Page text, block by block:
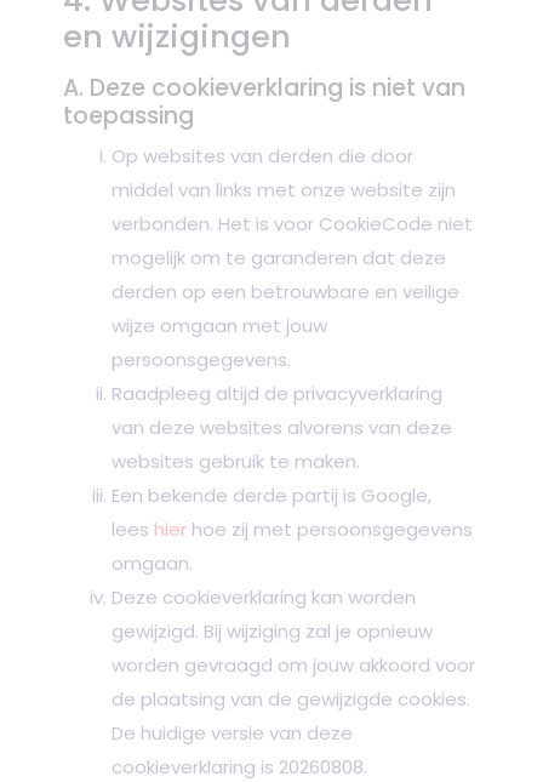
en wijzigingen
A. Deze cookieverklaring is niet van
toepassing
Op websites van derden die door
middel van links met onze website zijn
verbonden. Het is voor CookieCode niet
mogelijk om te garanderen dat deze
derden op een betrouwbare en veilige
wijze omgaan met jouw
persoonsgegevens.
Raadpleeg altijd de privacyverklaring
van deze websites alvorens van deze
websites gebruik te maken.
Een bekende derde partij is Google,
lees hier hoe zij met persoonsgegevens
omgaan.
Deze cookieverklaring kan worden
gewijzigd. Bij wijziging zal je opnieuw
worden gevraagd om jouw akkoord voor
de plaatsing van de gewijzigde cookies.
De huidige versie van deze
cookieverklaring is 20260808.